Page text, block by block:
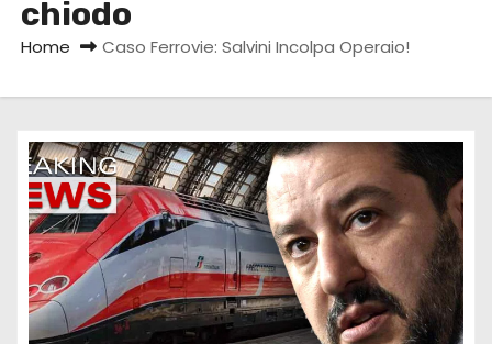
chiodo
Home Caso Ferrovie: Salvini Incolpa Operaio!